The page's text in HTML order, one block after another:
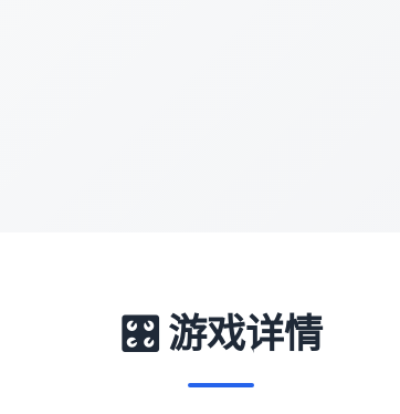
🎛️ 游戏详情